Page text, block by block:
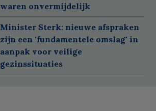
waren onvermijdelijk
Minister Sterk: nieuwe afspraken
zijn een 'fundamentele omslag' in
aanpak voor veilige
gezinssituaties